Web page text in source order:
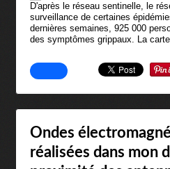
D'après le réseau sentinelle, le
surveillance de certaines
dernières semaines, 925 000
des symptômes grippaux. La
Ondes
réalisées dans mon